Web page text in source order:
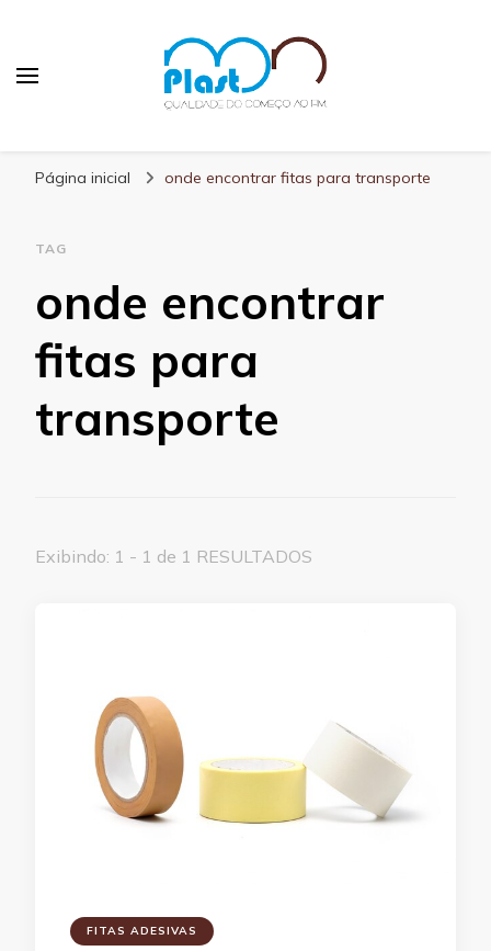
Página inicial onde encontrar fitas para transporte
TAG
onde encontrar
fitas para
transporte
Exibindo: 1 - 1 de 1 RESULTADOS
FITAS ADESIVAS